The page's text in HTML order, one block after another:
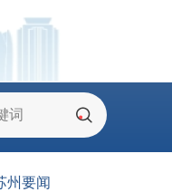
州要闻